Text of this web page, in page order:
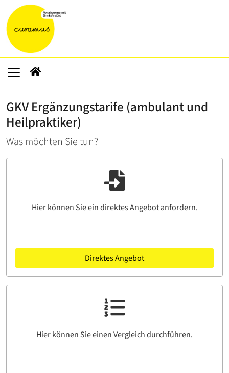
GKV Ergänzungstarife (ambulant und
Heilpraktiker)
Was möchten Sie tun?
Hier können Sie ein direktes Angebot anfordern.
Direktes Angebot
Hier können Sie einen Vergleich durchführen.